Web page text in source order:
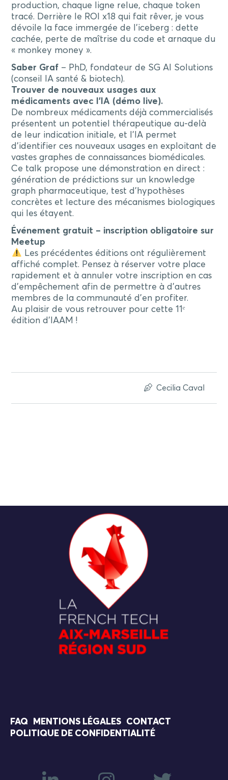
production, chaque ligne relue, chaque token
tracé. Derrière le ROI x18 qui fait rêver, je vous
dévoile la face immergée de l’iceberg : dette
cachée, perte de maîtrise du code et arnaque du
« monkey money ».
Saber Graf – PhD, fondateur de SG AI Solutions
(conseil IA santé & biotech).
Trouver de nouveaux usages aux
médicaments avec l’IA (démo live).
De nombreux médicaments déjà commercialisés
présentent un potentiel thérapeutique au-delà
de leur indication initiale, et l’IA permet
d’identifier ces nouveaux usages en exploitant de
vastes graphes de connaissances biomédicales.
Ce talk propose une démonstration en direct :
génération de prédictions sur un knowledge
graph pharmaceutique, test d’hypothèses
concrètes et lecture des mécanismes biologiques
qui les étayent.
Événement gratuit – inscription obligatoire sur
Meetup
Les précédentes éditions ont régulièrement
affiché complet. Pensez à réserver votre place
rapidement et à annuler votre inscription en cas
d’empêchement afin de permettre à d’autres
membres de la communauté d’en profiter.
Au plaisir de vous retrouver pour cette 11ᵉ
édition d’IAAM !
Cecilia Caval
FAQ MENTIONS LÉGALES
CONTACT
POLITIQUE DE CONFIDENTIALITÉ